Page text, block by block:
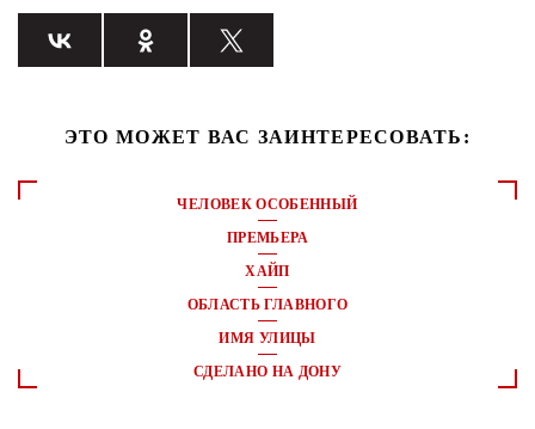
ЭТО МОЖЕТ ВАС ЗАИНТЕРЕСОВАТЬ:
ЧЕЛОВЕК ОСОБЕННЫЙ
ПРЕМЬЕРА
ХАЙП
ОБЛАСТЬ ГЛАВНОГО
ИМЯ УЛИЦЫ
СДЕЛАНО НА ДОНУ